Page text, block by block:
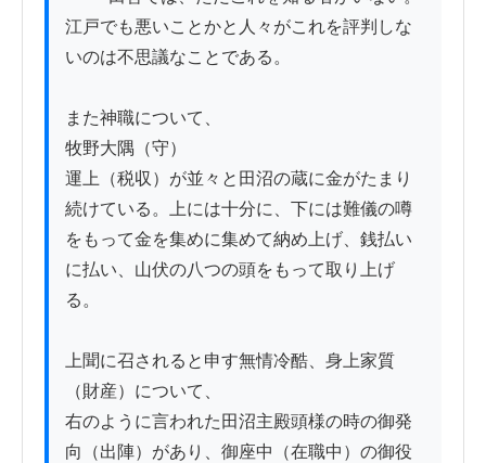
江戸でも悪いことかと人々がこれを評判しな
いのは不思議なことである。
また神職について、
牧野大隅（守）
運上（税収）が並々と田沼の蔵に金がたまり
続けている。上には十分に、下には難儀の噂
をもって金を集めに集めて納め上げ、銭払い
に払い、山伏の八つの頭をもって取り上げ
る。
上聞に召されると申す無情冷酷、身上家質
（財産）について、
右のように言われた田沼主殿頭様の時の御発
向（出陣）があり、御座中（在職中）の御役